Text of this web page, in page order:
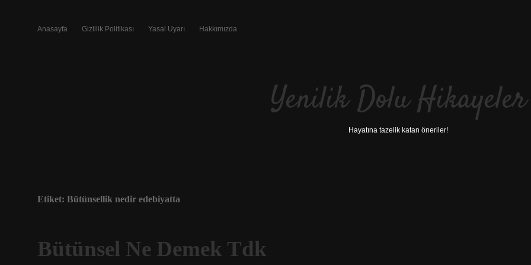
Anasayfa Gizlilik Politikası Yasal Uyarı Hakkımızda
Yenilik Dolu Hikayeler
Hayatına tazelik katan öneriler!
Etiket: Bütünsellik nedir edebiyatta
Bütünsel Ne Demek Tdk